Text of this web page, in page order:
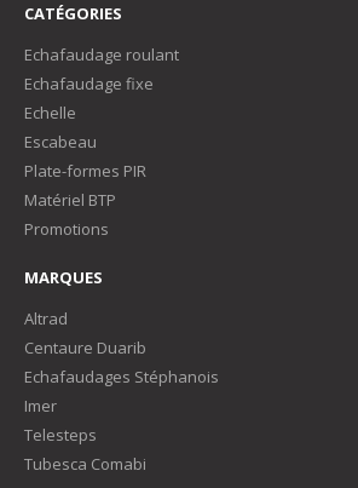
CATÉGORIES
Echafaudage roulant
Echafaudage fixe
Echelle
Escabeau
Plate-formes PIR
Matériel BTP
Promotions
MARQUES
Altrad
Centaure Duarib
Echafaudages Stéphanois
Imer
Telesteps
Tubesca Comabi